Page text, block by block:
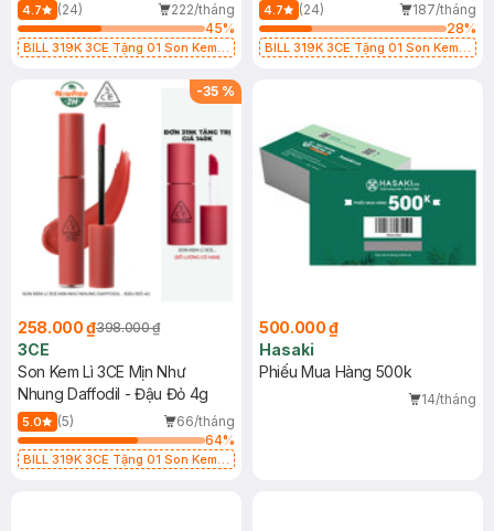
4.7 (24)
222/tháng
45%
BILL 319K 3CE Tặng 01 Son Kem
1.5g (SL có hạn)
4.7 (24)
187/tháng
28%
BILL 319K 3CE Tặng 01 Son Kem
-35 %
258.000 ₫398.000 ₫
3CE
Son Kem Lì 3CE Mịn Như
Nhung Daffodil - Đậu Đỏ 4g
5.0 (5)
66/tháng
64%
BILL 319K 3CE Tặng 01 Son Kem
500.000 ₫
Hasaki
Phiếu Mua Hàng 500k
14/tháng